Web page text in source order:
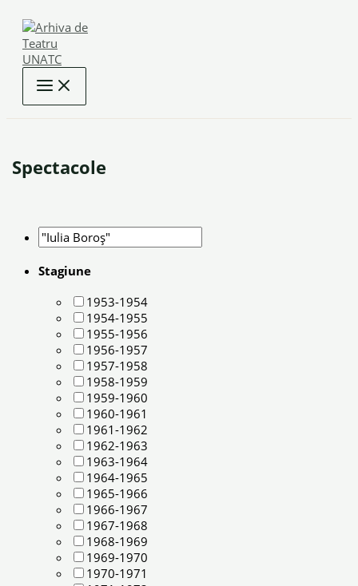
content
Spectacole
Stagiune
1953-1954
1954-1955
1955-1956
1956-1957
1957-1958
1958-1959
1959-1960
1960-1961
1961-1962
1962-1963
1963-1964
1964-1965
1965-1966
1966-1967
1967-1968
1968-1969
1969-1970
1970-1971